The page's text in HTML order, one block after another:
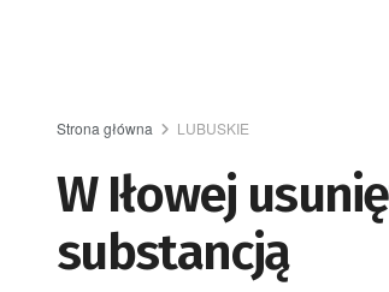
Strona główna LUBUSKIE
W Iłowej
substancją